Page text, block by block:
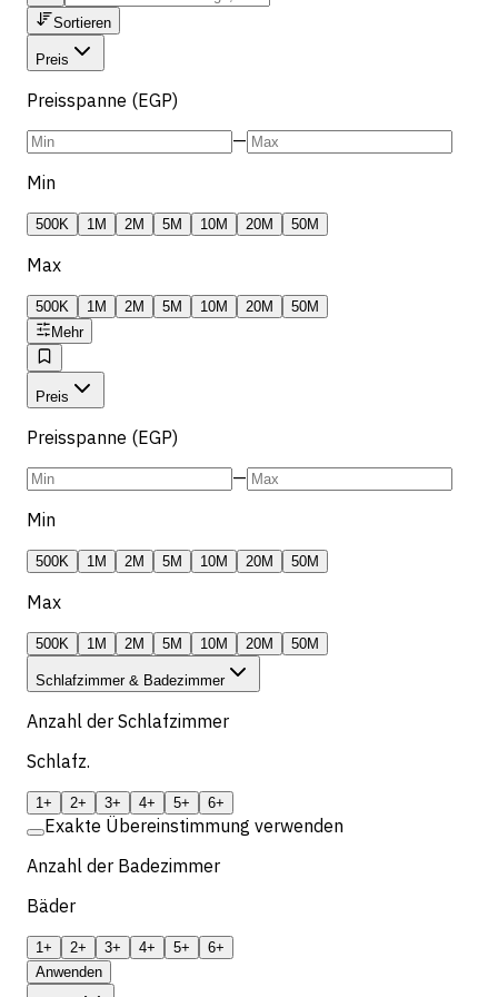
Sortieren
Preis
Preisspanne (EGP)
—
Min
500K 1M 2M 5M 10M 20M 50M
Max
500K 1M 2M 5M 10M 20M
50M
Mehr
Preis
Preisspanne (EGP)
—
Min
500K 1M 2M 5M 10M 20M 50M
Max
500K 1M 2M 5M 10M 20M 50M
Schlafzimmer & Badezimmer
Anzahl der Schlafzimmer
Schlafz.
1+ 2+ 3+ 4+ 5+ 6+
Exakte Übereinstimmung verwenden
Anzahl der Badezimmer
Bäder
1+ 2+ 3+ 4+ 5+
6+
Anwenden